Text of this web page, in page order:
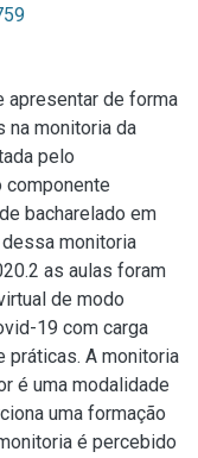
apresentar de forma
na monitoria da
pelo
componente
bacharelado em
monitoria
as aulas foram
de modo
19 com carga
práticas. A monitoria
é uma modalidade
uma formação
é percebido